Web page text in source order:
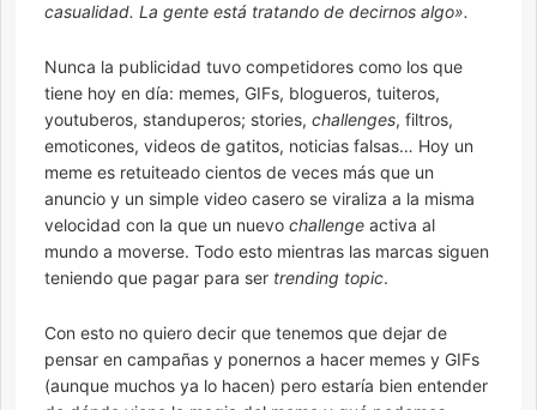
casualidad. La gente está tratando de decirnos algo».
Nunca la publicidad tuvo competidores como los que
tiene hoy en día: memes, GIFs, blogueros, tuiteros,
youtuberos, standuperos; stories, challenges, filtros,
emoticones, videos de gatitos, noticias falsas… Hoy un
meme es retuiteado cientos de veces más que un
anuncio y un simple video casero se viraliza a la misma
velocidad con la que un nuevo challenge activa al
mundo a moverse. Todo esto mientras las marcas siguen
teniendo que pagar para ser trending topic.
Con esto no quiero decir que tenemos que dejar de
pensar en campañas y ponernos a hacer memes y GIFs
(aunque muchos ya lo hacen) pero estaría bien entender